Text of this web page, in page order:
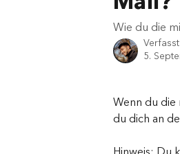
Wie du die
5.
Wenn du
du dich an